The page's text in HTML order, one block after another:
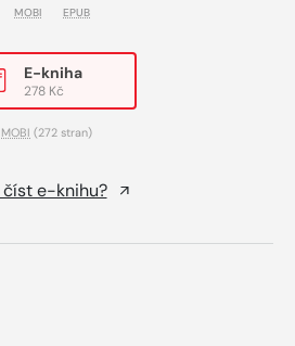
MOBI EPUB
E-kniha
278 Kč
MOBI (272 stran)
číst e-knihu?